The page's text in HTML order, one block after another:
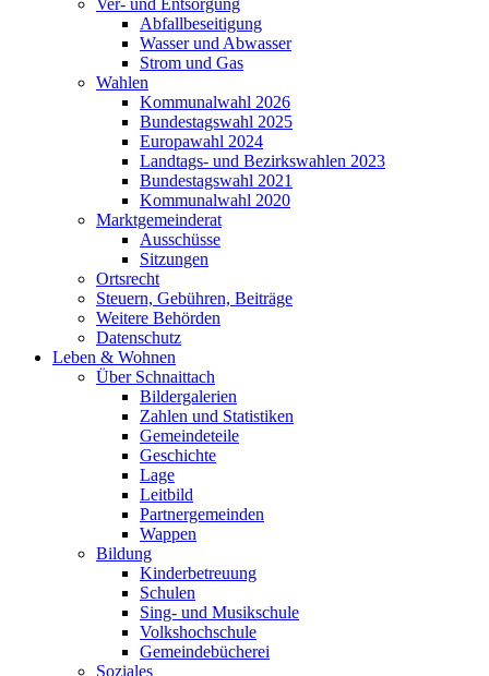
Ver- und Entsorgung
Abfallbeseitigung
Wasser und Abwasser
Strom und Gas
Wahlen
Kommunalwahl 2026
Bundestagswahl 2025
Europawahl 2024
Landtags- und Bezirkswahlen 2023
Bundestagswahl 2021
Kommunalwahl 2020
Marktgemeinderat
Ausschüsse
Sitzungen
Ortsrecht
Steuern, Gebühren, Beiträge
Weitere Behörden
Datenschutz
Leben & Wohnen
Über Schnaittach
Bildergalerien
Zahlen und Statistiken
Gemeindeteile
Geschichte
Lage
Leitbild
Partnergemeinden
Wappen
Bildung
Kinderbetreuung
Schulen
Sing- und Musikschule
Volkshochschule
Gemeindebücherei
Soziales